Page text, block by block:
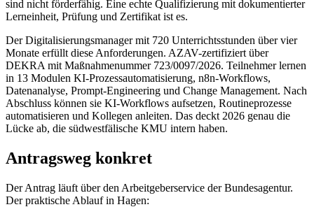
sind nicht förderfähig. Eine echte Qualifizierung mit dokumentierter
Lerneinheit, Prüfung und Zertifikat ist es.
Der Digitalisierungsmanager mit 720 Unterrichtsstunden über vier
Monate erfüllt diese Anforderungen. AZAV-zertifiziert über
DEKRA mit Maßnahmenummer 723/0097/2026. Teilnehmer lernen
in 13 Modulen KI-Prozessautomatisierung, n8n-Workflows,
Datenanalyse, Prompt-Engineering und Change Management. Nach
Abschluss können sie KI-Workflows aufsetzen, Routineprozesse
automatisieren und Kollegen anleiten. Das deckt 2026 genau die
Lücke ab, die südwestfälische KMU intern haben.
Antragsweg konkret
Der Antrag läuft über den Arbeitgeberservice der Bundesagentur.
Der praktische Ablauf in Hagen: